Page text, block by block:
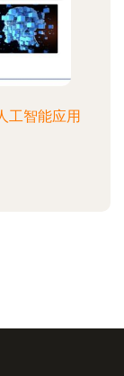
工智能应用